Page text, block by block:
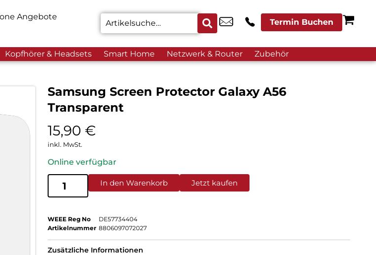
Angebote
Termin Buchen
Kopfhörer & Headsets Smart Home Netzwerk & Router Zubehör
Samsung Screen Protector Galaxy A56
Transparent
15,90 €
inkl. MwSt.
Online verfügbar
In den Warenkorb Jetzt kaufen
WEEE Reg No
DE57734404
Artikelnummer 8806097072027
Zusätzliche Informationen